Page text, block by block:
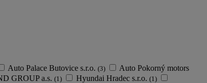
Auto Palace Butovice s.r.o. (3)
Auto Pokorný motors
GROUP a.s. (1) Hyundai Hradec s.r.o. (1)